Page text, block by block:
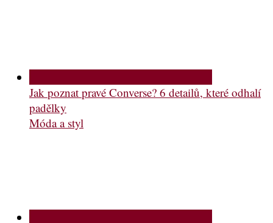
Jak poznat pravé Converse? 6 detailů, které odhalí
padělky
Móda a styl